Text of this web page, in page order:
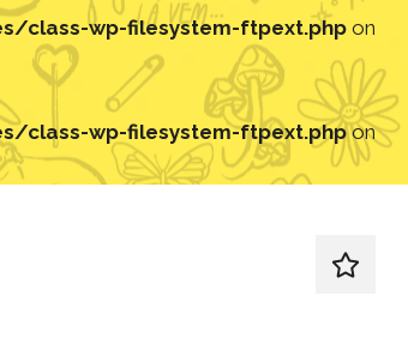
class-wp-filesystem-ftpext.phpon
class-wp-filesystem-ftpext.phpon
redes